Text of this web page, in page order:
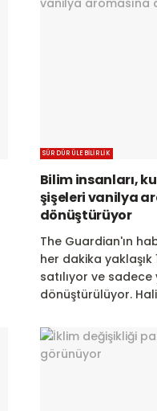
SÜRDÜRÜLEBILIRLIK
Bilim insanları,
şişeleri vanilya
dönüştürüyor
The Guardian'ın
her dakika yaklaşık
satılıyor ve sadece
dönüştürülüyor.